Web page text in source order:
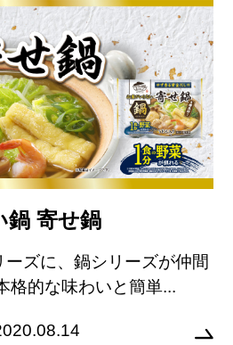
鍋 寄せ鍋
ズに、鍋シリーズが仲間
格的な味わいと簡単...